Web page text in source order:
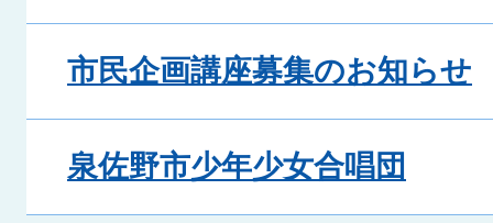
市民企画講座募集のお知らせ
泉佐野市少年少女合唱団